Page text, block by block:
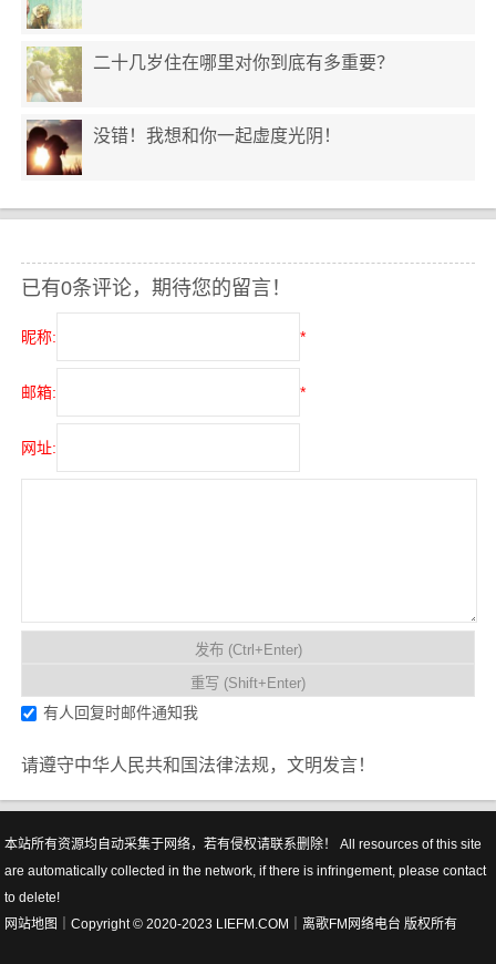
二十几岁住在哪里对你到底有多重要？
没错！我想和你一起虚度光阴！
已有0条评论，期待您的留言！
昵称: *
邮箱: *
网址:
有人回复时邮件通知我
请遵守中华人民共和国法律法规，文明发言！
本站所有资源均自动采集于网络，若有侵权请联系删除！ All resources of this site
are automatically collected in the network, if there is infringement, please contact
to delete!
网站地图
｜Copyright © 2020-2023 LIEFM.COM｜ 离歌FM网络电台 版权所有